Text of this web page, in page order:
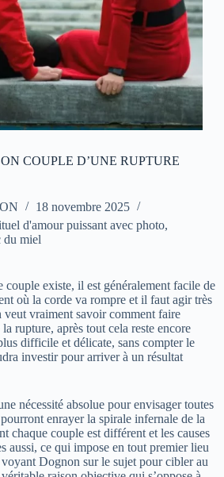
COUPLE D’UNE RUPTURE
18 novembre 2025
d'amour puissant avec photo,
du miel
existe, il est généralement facile de
où la corde va rompre et il faut agir très
veut vraiment savoir comment faire
la rupture, après tout cela reste encore
difficile et délicate, sans compter le
investir pour arriver à un résultat
nécessité absolue pour envisager toutes
enrayer la spirale infernale de la
chaque couple est différent et les causes
aussi, ce qui impose en tout premier lieu
Dognon sur le sujet pour cibler au